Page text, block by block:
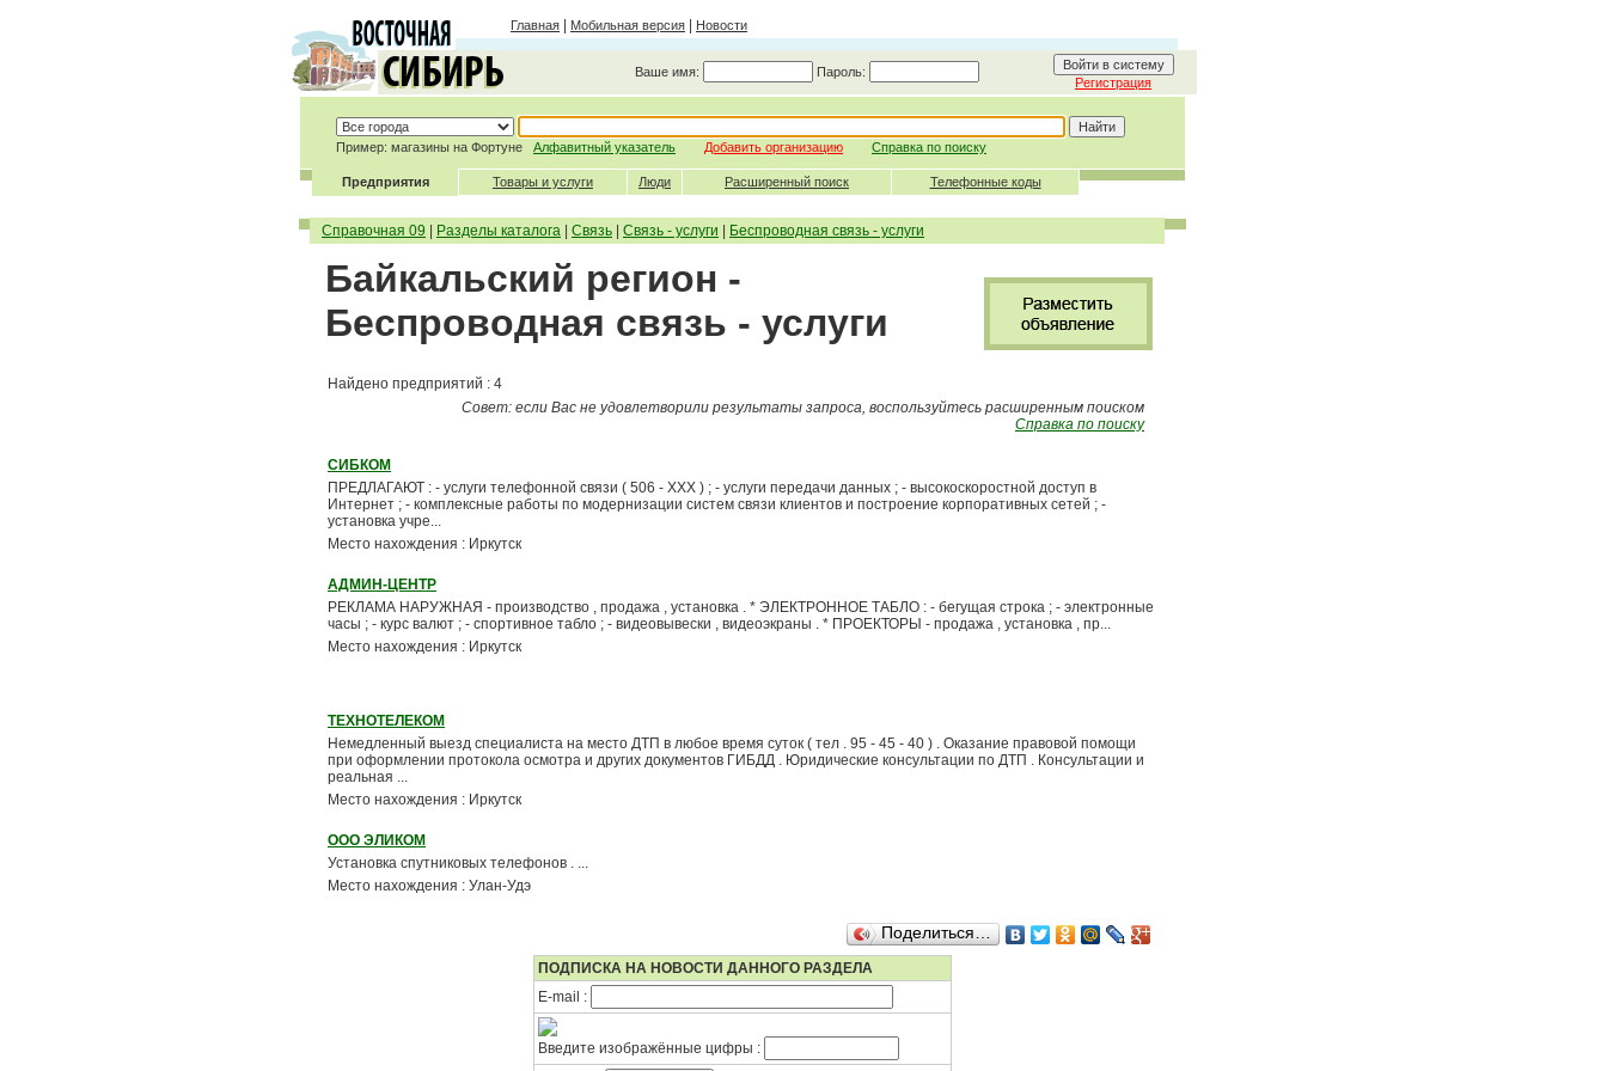
Главная Мобильная версия Новости
Ваше имя: Пароль:
Регистрация
Пример: магазины на Фортуне Алфавитный указатель Добавить организацию Справка по поиску
Предприятия Товары и услуги Люди Расширенный поиск Телефонные коды
Справочная 09 Разделы каталога Связь Связь - услуги Беспроводная связь - услуги
Байкальский регион -
Беспроводная связь - услуги
Найдено предприятий : 4
Совет: если Вас не удовлетворили результаты запроса, воспользуйтесь расширенным поиском
Справка по поиску
СИБКОМ
ПРЕДЛАГАЮТ : - услуги телефонной связи ( 506 - ХХХ ) ; - услуги передачи данных ; - высокоскоростной доступ в
Интернет ; - комплексные работы по модернизации систем связи клиентов и построение корпоративных сетей ; -
установка учре...
Место нахождения : Иркутск
АДМИН-ЦЕНТР
РЕКЛАМА НАРУЖНАЯ - производство , продажа , установка . * ЭЛЕКТРОННОЕ ТАБЛО : - бегущая строка ; - электронные
часы ; - курс валют ; - спортивное табло ; - видеовывески , видеоэкраны . * ПРОЕКТОРЫ - продажа , установка , пр...
Место нахождения : Иркутск
ТЕХНОТЕЛЕКОМ
Немедленный выезд специалиста на место ДТП в любое время суток ( тел . 95 - 45 - 40 ) . Оказание правовой помощи
при оформлении протокола осмотра и других документов ГИБДД . Юридические консультации по ДТП . Консультации и
реальная ...
Место нахождения : Иркутск
ООО ЭЛИКОМ
Установка спутниковых телефонов . ...
Место нахождения : Улан-Удэ
Поделиться…
ПОДПИСКА НА НОВОСТИ ДАННОГО РАЗДЕЛА
E-mail :
Введите изображённые цифры :